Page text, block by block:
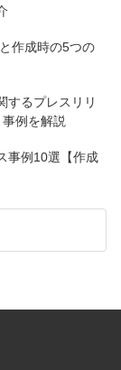
作成時の5つの
するプレスリリ
例を解説
事例10選【作成